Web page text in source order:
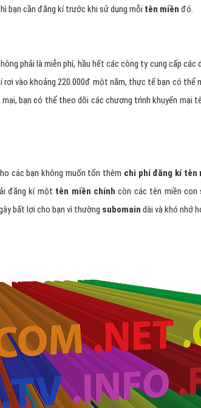
bạn cần đăng kí trước khi sử dụng mỗi tên miền đó.
phải là miễn phí, hầu hết các công ty cung cấp các
rơi vào khoảng 220.000đ một năm, thực tế bạn có thể
bạn có thể theo dõi các chương trình khuyến mại
các bạn không muốn tốn thêm chi phí đăng kí tên
đăng kí một tên miền chính còn các tên miền con
bất lợi cho bạn vì thường subomain dài và khó nhớ